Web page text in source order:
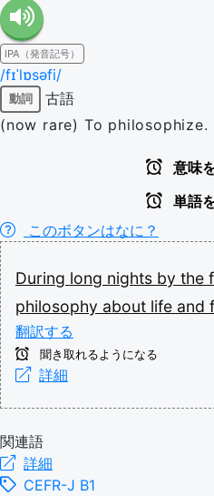
IPA（発音記号）
/fɪˈlɒsəfi/
動詞
古語
(now rare) To philosophize.
意味
単語
このボタンはなに？
During long nights by the
philosophy about life and
翻訳する
聞き取れるようになる
詳細
関連語
詳細
CEFR-J B1